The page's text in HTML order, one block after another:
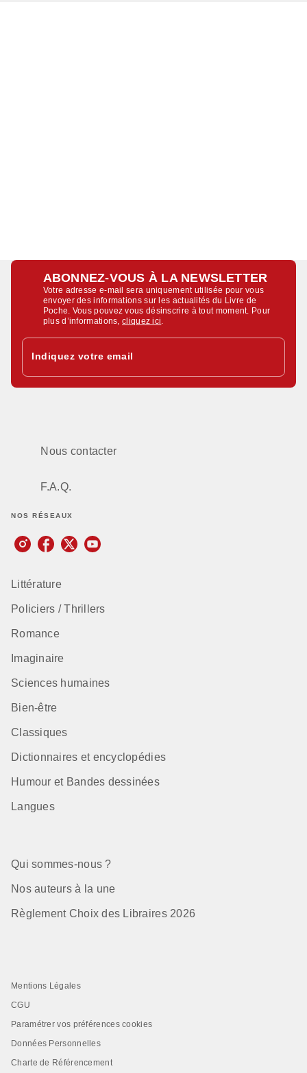
ABONNEZ-VOUS À LA NEWSLETTER
Votre adresse e-mail sera uniquement utilisée pour vous
envoyer des informations sur les actualités du Livre de
Poche. Vous pouvez vous désinscrire à tout moment. Pour
plus d’informations,cliquez ici
Indiquez votre email
Nous contacter
F.A.Q.
NOS RÉSEAUX
Littérature
Policiers / Thrillers
Romance
Imaginaire
Sciences humaines
Bien-être
Classiques
Dictionnaires et encyclopédies
Humour et Bandes dessinées
Langues
Qui sommes-nous ?
Nos auteurs à la une
Règlement Choix des Libraires 2026
Mentions Légales
CGU
Paramétrer vos préférences cookies
Données Personnelles
Charte de Référencement